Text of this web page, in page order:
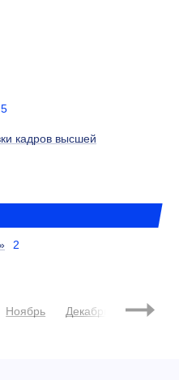
5
кадров высшей
2
Ноябрь Декабрь